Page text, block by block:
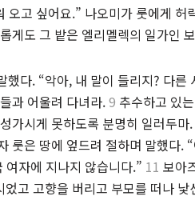
오고 싶어요.” 나오미가 룻에게 허
게도 그 밭은 엘리멜렉의 일가인
했다. “악아, 내 말이 들리지? 다
과 어울려 다녀라.9 추수하고 있
가시게 못하도록 분명히 일러두
룻은 땅에 엎드려 절하며 말했다.
자에 지나지 않습니다.” 11 보아
고 고향을 버리고 부모를 떠나